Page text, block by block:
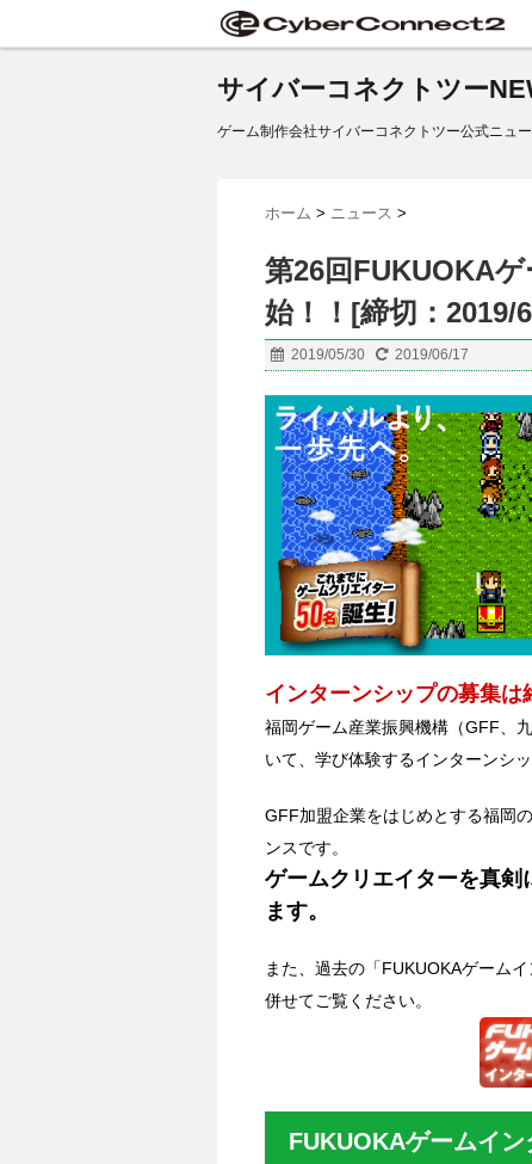
サイバーコネクトツー
ゲーム制作会社サイバーコネクトツー公式ニュ
ホーム > ニュース >
第26回FUKUOKA
始！！[締切：2019/
2019/05/30 2019/06/17
インターンシップの募集は
福岡ゲーム産業振興機構（GFF、
いて、学び体験するインターンシ
GFF加盟企業をはじめとする福岡
ンスです。
ゲームクリエイターを真剣
ます。
また、過去の「FUKUOKAゲーム
併せてご覧ください。
FUKUOKAゲームイ